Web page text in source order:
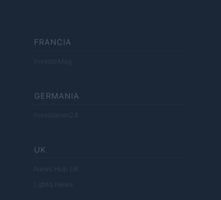
FRANCIA
InvestirMag
GERMANIA
Investieren24
UK
News Hub UK
Lgbtq News